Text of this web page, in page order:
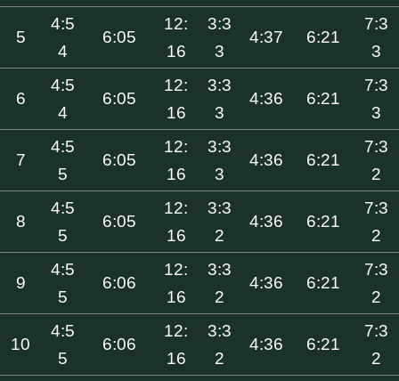
5
4:5
4
6:05
12:
16
3:3
3
4:37 6:21
7:3
3
6
4:5
4
6:05
12:
16
3:3
3
4:36 6:21
7:3
3
7
4:5
5
6:05
12:
16
3:3
3
4:36 6:21
7:3
2
8
4:5
5
6:05
12:
16
3:3
2
4:36 6:21
7:3
2
9
4:5
5
6:06
12:
16
3:3
2
4:36 6:21
7:3
2
10
4:5
5
6:06
12:
16
3:3
2
4:36 6:21
7:3
2